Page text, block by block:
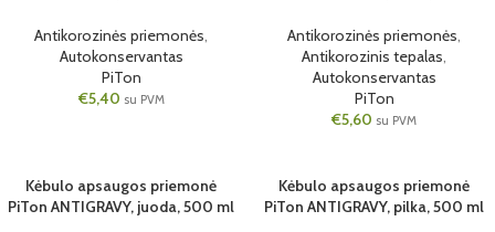
Antikorozinės priemonės,
Autokonservantas
PiTon
€5,40 su PVM
Antikorozinės priemonės,
Antikorozinis tepalas,
Autokonservantas
PiTon
€5,60 su PVM
JUODA
Kėbulo apsaugos priemonė
PiTon ANTIGRAVY, juoda, 500 ml
500ML
Kėbulo apsaugos priemonė
PiTon ANTIGRAVY, pilka, 500 ml